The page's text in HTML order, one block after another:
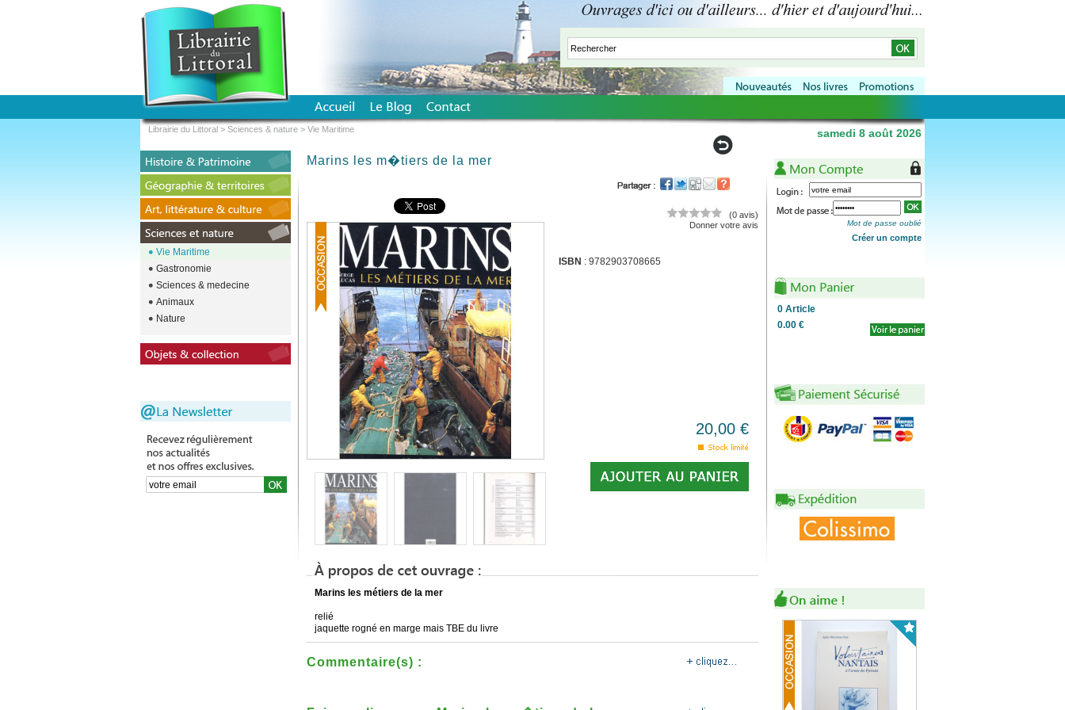
Marins les m�tiers de la mer
(0 avis)
Donner votre avis
ISBN : 9782903708665
20,00 €
Marins les métiers de la mer
relié
jaquette rogné en marge mais TBE du livre
Commentaire(s) :
Mot de passe oublié
Créer un compte
0 Article
0.00 €
Vie Maritime
Gastronomie
Sciences & medecine
Animaux
Nature
Librairie du Littoral > Sciences & nature > Vie Maritime samedi 8 août 2026